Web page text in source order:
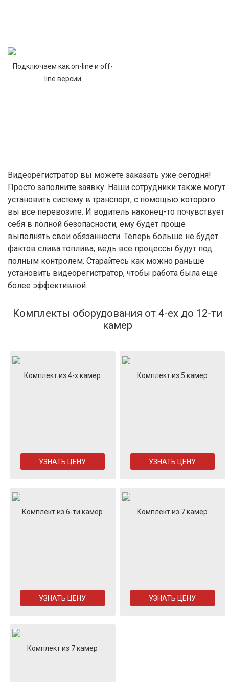
Подключаем как on-line и off-
line версии
Видеорегистратор вы можете заказать уже сегодня!
Просто заполните заявку. Наши сотрудники также могут
установить систему в транспорт, с помощью которого
вы все перевозите. И водитель наконец-то почувствует
себя в полной безопасности, ему будет проще
выполнять свои обязанности. Теперь больше не будет
фактов слива топлива, ведь все процессы будут под
полным контролем. Старайтесь как можно раньше
установить видеорегистратор, чтобы работа была еще
более эффективной.
Комплекты оборудования от 4-ех до 12-ти
камер
Комплект из 4-х камер
УЗНАТЬ ЦЕНУ
Комплект из 5 камер
УЗНАТЬ ЦЕНУ
Комплект из 6-ти камер
УЗНАТЬ ЦЕНУ
Комплект из 7 камер
УЗНАТЬ ЦЕНУ
Комплект из 7 камер